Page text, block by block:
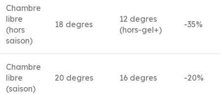
Chambre
libre
(hors
saison)
18 degres
12 degres
(hors-gel+)
-35%
Chambre
libre
(saison)
20 degres 16 degres -20%